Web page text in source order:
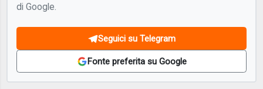
di Google.
Seguici su Telegram
Fonte preferita su Google